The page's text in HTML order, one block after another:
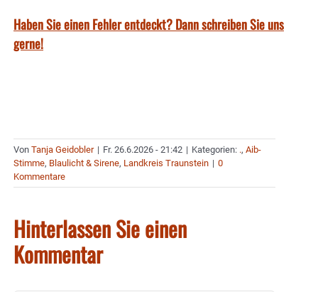
Haben Sie einen Fehler entdeckt? Dann schreiben Sie uns
gerne!
Von Tanja Geidobler | Fr. 26.6.2026 - 21:42 | Kategorien: ., Aib-
Stimme, Blaulicht & Sirene, Landkreis Traunstein | 0
Kommentare
Hinterlassen Sie einen
Kommentar